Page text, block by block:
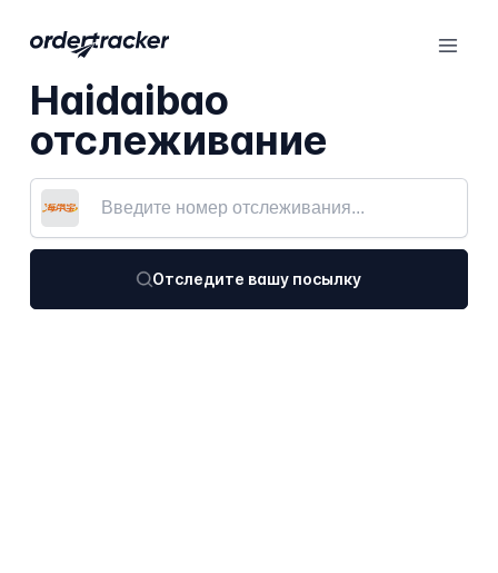
Haidaibao
отслеживание
Отследите вашу посылку